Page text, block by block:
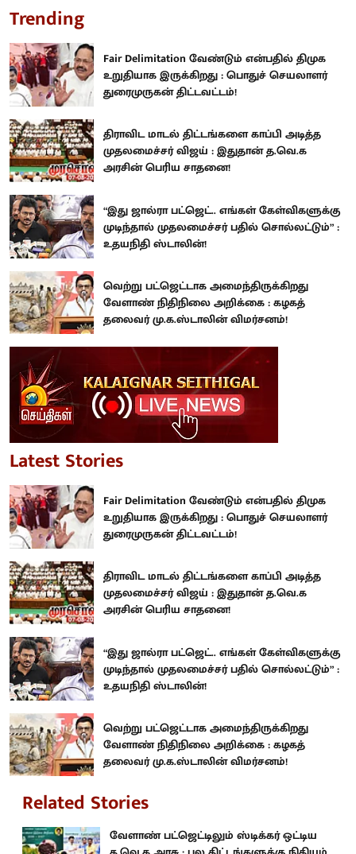
Trending
Fair Delimitation வேண்டும் என்பதில் திமுக
உறுதியாக இருக்கிறது : பொதுச் செயலாளர்
துரைமுருகன் திட்டவட்டம்!
திராவிட மாடல் திட்டங்களை காப்பி அடித்த
முதலமைச்சர் விஜய் : இதுதான் த.வெ.க
அரசின் பெரிய சாதனை!
“இது ஜால்ரா பட்ஜெட்.. எங்கள் கேள்விகளுக்கு
முடிந்தால் முதலமைச்சர் பதில் சொல்லட்டும்” :
உதயநிதி ஸ்டாலின்!
வெற்று பட்ஜெட்டாக அமைந்திருக்கிறது
வேளாண் நிதிநிலை அறிக்கை : கழகத்
தலைவர் மு.க.ஸ்டாலின் விமர்சனம்!
Latest Stories
Fair Delimitation வேண்டும் என்பதில் திமுக
உறுதியாக இருக்கிறது : பொதுச் செயலாளர்
துரைமுருகன் திட்டவட்டம்!
திராவிட மாடல் திட்டங்களை காப்பி அடித்த
முதலமைச்சர் விஜய் : இதுதான் த.வெ.க
அரசின் பெரிய சாதனை!
“இது ஜால்ரா பட்ஜெட்.. எங்கள் கேள்விகளுக்கு
முடிந்தால் முதலமைச்சர் பதில் சொல்லட்டும்” :
உதயநிதி ஸ்டாலின்!
வெற்று பட்ஜெட்டாக அமைந்திருக்கிறது
வேளாண் நிதிநிலை அறிக்கை : கழகத்
தலைவர் மு.க.ஸ்டாலின் விமர்சனம்!
Related Stories
வேளாண் பட்ஜெட்டிலும் ஸ்டிக்கர் ஒட்டிய